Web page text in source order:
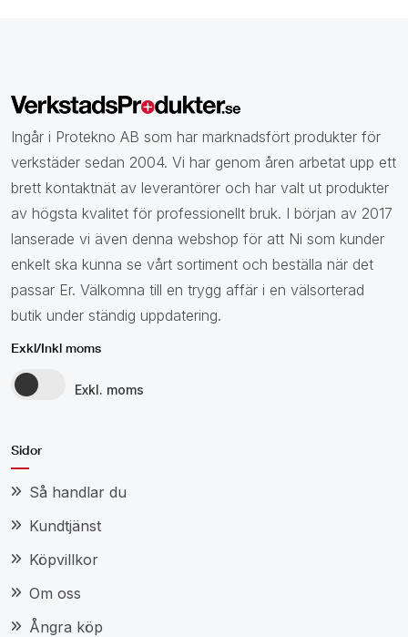
Ingår i Protekno AB som har marknadsfört produkter för
verkstäder sedan 2004. Vi har genom åren arbetat upp ett
brett kontaktnät av leverantörer och har valt ut produkter
av högsta kvalitet för professionellt bruk. I början av 2017
lanserade vi även denna webshop för att Ni som kunder
enkelt ska kunna se vårt sortiment och beställa när det
passar Er. Välkomna till en trygg affär i en välsorterad
butik under ständig uppdatering.
Exkl/Inkl moms
Exkl. moms
Sidor
Så handlar du
Kundtjänst
Köpvillkor
Om oss
Ångra köp